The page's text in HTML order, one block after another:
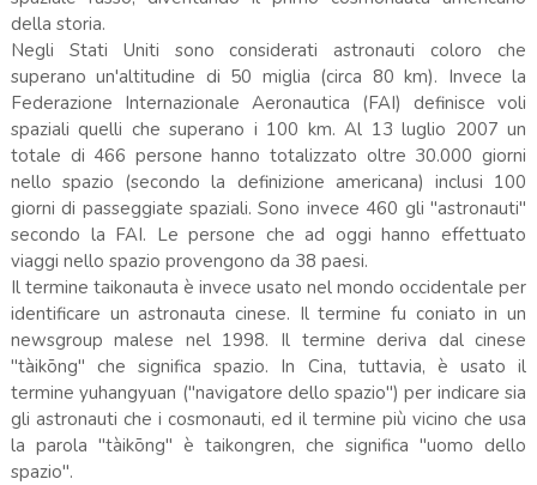
della storia.
Negli Stati Uniti sono considerati astronauti coloro che
superano un'altitudine di 50 miglia (circa 80 km). Invece la
Federazione Internazionale Aeronautica (FAI) definisce voli
spaziali quelli che superano i 100 km. Al 13 luglio 2007 un
totale di 466 persone hanno totalizzato oltre 30.000 giorni
nello spazio (secondo la definizione americana) inclusi 100
giorni di passeggiate spaziali. Sono invece 460 gli "astronauti"
secondo la FAI. Le persone che ad oggi hanno effettuato
viaggi nello spazio provengono da 38 paesi.
Il termine taikonauta è invece usato nel mondo occidentale per
identificare un astronauta cinese. Il termine fu coniato in un
newsgroup malese nel 1998. Il termine deriva dal cinese
"tàikōng" che significa spazio. In Cina, tuttavia, è usato il
termine yuhangyuan ("navigatore dello spazio") per indicare sia
gli astronauti che i cosmonauti, ed il termine più vicino che usa
la parola "tàikōng" è taikongren, che significa "uomo dello
spazio".